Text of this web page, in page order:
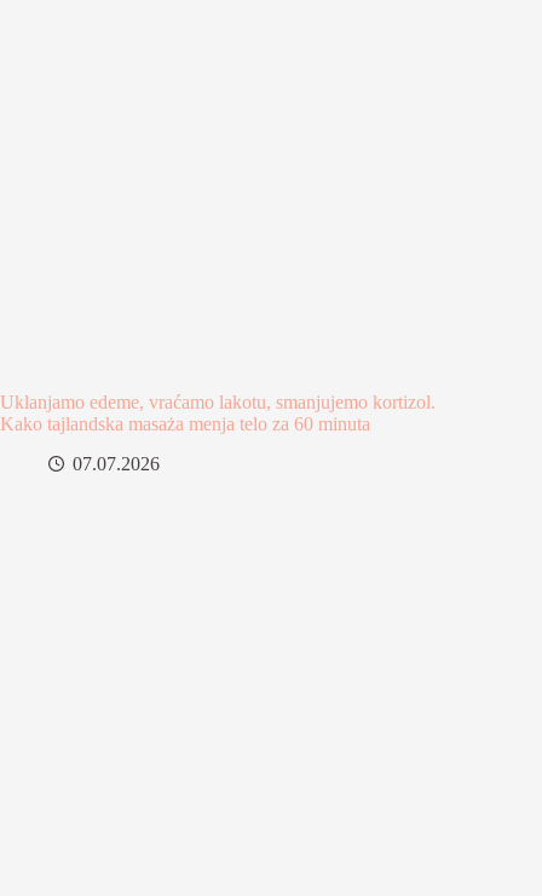
Uklanjamo edeme, vraćamo lakotu, smanjujemo kortizol.
Kako tajlandska masaża menja telo za 60 minuta
07.07.2026